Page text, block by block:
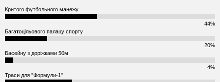
Критого футбольного манежу
44%
Багатоцільового палацу спорту
20%
Басейну з доріжками 50м
4%
Траси для "Формули-1"